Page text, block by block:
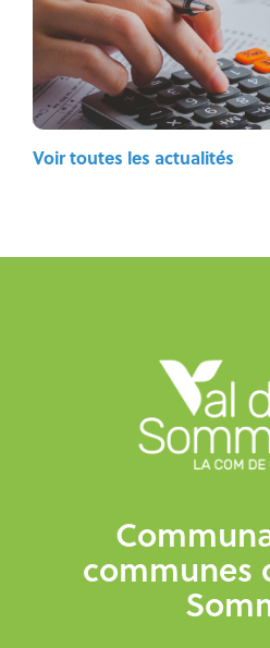
Voir toutes les actualités
communes